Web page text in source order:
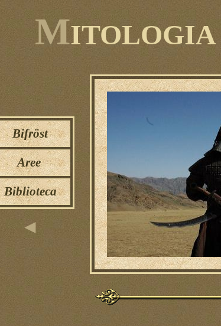
MITOLOGIA
Bifröst
Aree
Biblioteca
◄